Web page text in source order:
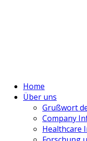
Home
Über uns
Grußwort
Company
Healthcare